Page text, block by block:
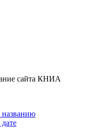
сайта КНИА
названию